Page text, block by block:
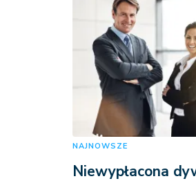
NAJNOWSZE
Niewypłacona